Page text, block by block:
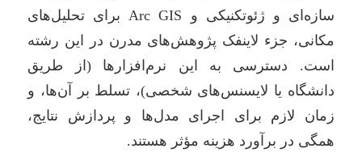
سازه‌ای و ژئوتکنیکی و Arc GIS برای تحلیل‌های
مکانی، جزء لاینفک پژوهش‌های مدرن در این رشته
است. دسترسی به این نرم‌افزارها (از طریق
دانشگاه یا لایسنس‌های شخصی)، تسلط بر آن‌ها، و
زمان لازم برای اجرای مدل‌ها و پردازش نتایج،
همگی در برآورد هزینه مؤثر هستند.